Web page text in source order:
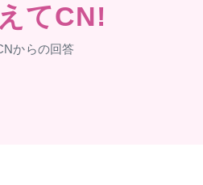
てCN!
からの回答